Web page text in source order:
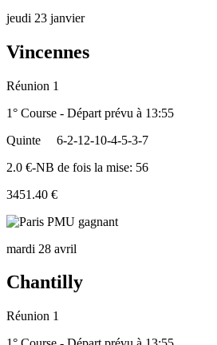
jeudi 23 janvier
Vincennes
Réunion 1
1° Course - Départ prévu à 13:55
Quinte
6-2-12-10-4-5-3-7
2.0 €-NB de fois la mise: 56
3451.40 €
mardi 28 avril
Chantilly
Réunion 1